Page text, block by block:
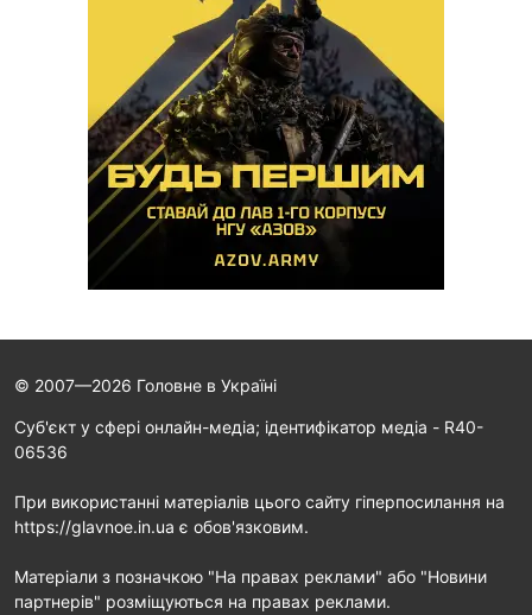
© 2007—2026 Головне в Україні
Cуб'єкт у сфері онлайн-медіа; ідентифікатор медіа - R40-
06536
При використанні матеріалів цього сайту гіперпосилання на
https://glavnoe.in.ua є обов'язковим.
Матеріали з позначкою "На правах реклами" або "Новини
партнерів" розміщуються на правах реклами.